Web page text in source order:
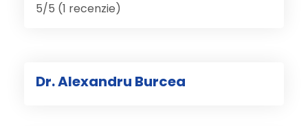
5/5 (1 recenzie)
Dr. Alexandru Burcea